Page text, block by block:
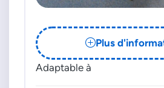
Plus
Adaptable à